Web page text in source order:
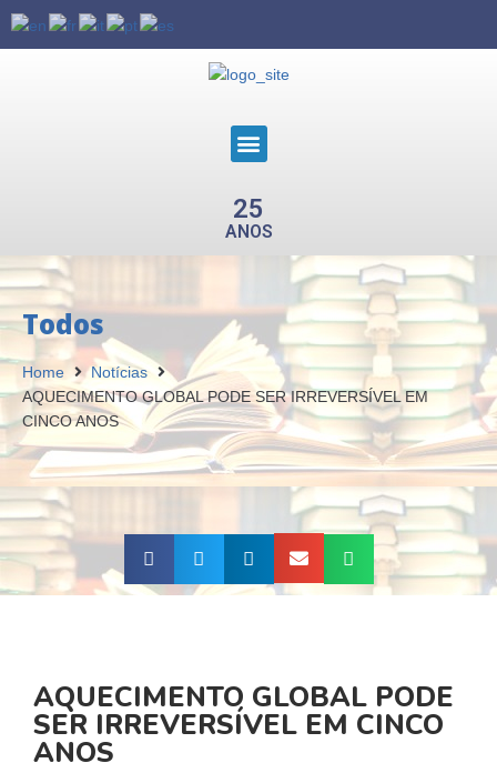
25
ANOS
Todos
Home
Notícias
AQUECIMENTO GLOBAL PODE SER IRREVERSÍVEL EM
CINCO ANOS
AQUECIMENTO GLOBAL PODE
SER IRREVERSÍVEL EM CINCO
ANOS